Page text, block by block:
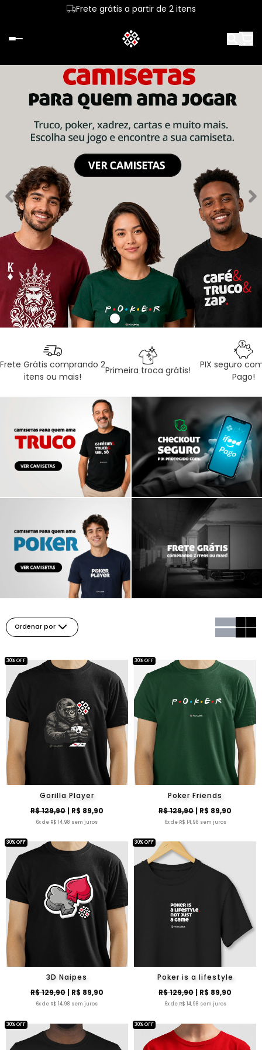
Frete grátis a partir de 2 itens
Frete Grátis comprando 2
itens ou mais!
Primeira troca grátis!
PIX seguro
Pago!
Ordenar por
Gorilla Player
R$ 129,90| R$ 89,90
6x de R$ 14,98 sem juros
30% OFF
Poker Friends
R$ 129,90| R$ 89,90
6x de R$ 14,98 sem juros
30% OFF
3D Naipes
R$ 129,90| R$ 89,90
6x de R$ 14,98 sem juros
30% OFF
Poker is a lifestyle
R$ 129,90| R$ 89,90
6x de R$ 14,98 sem juros
30% OFF
30% OFF 30% OFF